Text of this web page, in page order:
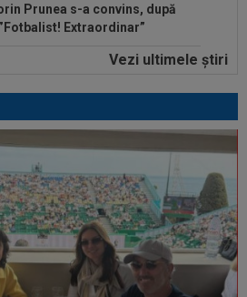
Prunea s-a convins, după
Extraordinar”
rupt tăcerea, după ce a
lui Marius Șumudică la
Rapid și de două ori...
a lui Nuno Campos,
după...
pe toată lumea, după
a pierdut trofeul ”Friuli
Vezi ultimele ştiri